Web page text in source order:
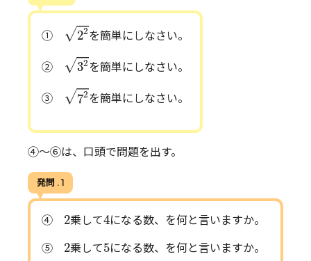
① √22
2
を簡単にしなさい。
② √32
2
を簡単にしなさい。
③ √72
2
を簡単にしなさい。
④～⑥は、口頭で問題を出す。
発問 . 1
④ 2
2乗して4
4になる数、を何と言いますか。
⑤ 2
2乗して5
5になる数、を何と言いますか。